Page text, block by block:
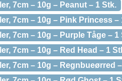
7cm – 10g – Peanut – 1 Stk.
7cm – 10g – Pink Princess –
7cm – 10g – Purple Tåge – 1
7cm – 10g – Red Head – 1
7cm – 10g – Regnbueørred